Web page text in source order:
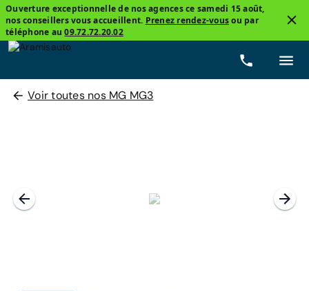
Ouverture exceptionnelle de nos agences ce samedi 15 août,
nos conseillers vous accueillent. Prenez rendez-vousou par
téléphone au09.72.72.20.02
Voir toutes nos MG MG3